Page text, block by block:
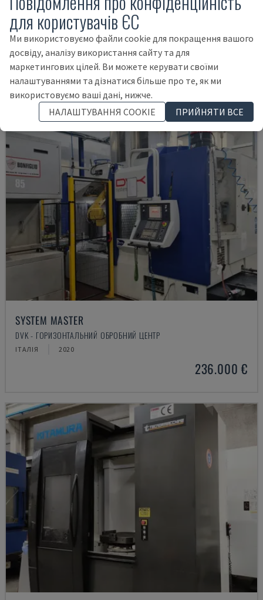
IRD 1600 CNC
IRLE - ГОРИЗОНТАЛЬНИЙ ОБРОБНИЙ ЦЕНТР
НІМЕЧЧИНА 2004
75.000 €
SYSTEM MASTER
DVK - ГОРИЗОНТАЛЬНИЙ ОБРОБНИЙ ЦЕНТР
ІТАЛІЯ 2020
236.000 €
для користувачів ЄС
Ми використовуємо файли cookie для покращення вашого
досвіду, аналізу використання сайту та для
маркетингових цілей. Ви можете керувати своїми
налаштуваннями та дізнатися більше про те, як ми
використовуємо ваші дані, нижче.
НАЛАШТУВАННЯ COOKIE
ПРИЙНЯТИ ВСЕ